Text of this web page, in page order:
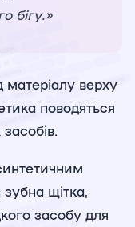
бігу.»
матеріалу верху
поводяться
щітка,
засобу для